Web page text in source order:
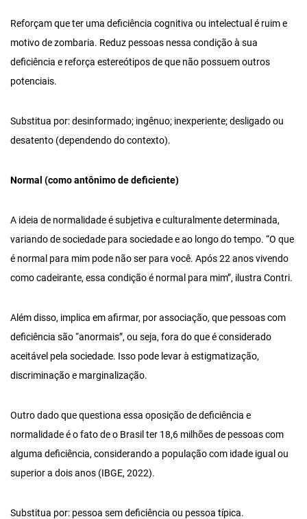
Reforçam que ter uma deficiência cognitiva ou intelectual é ruim e
motivo de zombaria. Reduz pessoas nessa condição à sua
deficiência e reforça estereótipos de que não possuem outros
potenciais.
Substitua por: desinformado; ingênuo; inexperiente; desligado ou
desatento (dependendo do contexto).
Normal (como antônimo de deficiente)
A ideia de normalidade é subjetiva e culturalmente determinada,
variando de sociedade para sociedade e ao longo do tempo. “O que
é normal para mim pode não ser para você. Após 22 anos vivendo
como cadeirante, essa condição é normal para mim”, ilustra Contri.
Além disso, implica em afirmar, por associação, que pessoas com
deficiência são “anormais”, ou seja, fora do que é considerado
aceitável pela sociedade. Isso pode levar à estigmatização,
discriminação e marginalização.
Outro dado que questiona essa oposição de deficiência e
normalidade é o fato de o Brasil ter 18,6 milhões de pessoas com
alguma deficiência, considerando a população com idade igual ou
superior a dois anos (IBGE, 2022).
Substitua por: pessoa sem deficiência ou pessoa típica.